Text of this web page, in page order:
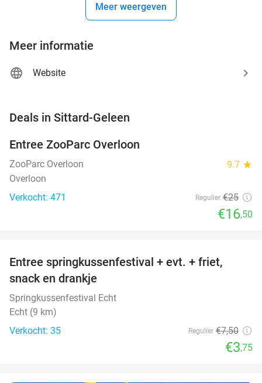
Meer weergeven
Meer informatie
Website
Deals in Sittard-Geleen
TODAY
Entree ZooParc Overloon
ZooParc Overloon 9.7 star
Overloon
Verkocht: 471
Regulier €25
€16,50
TODAY
Entree springkussenfestival + evt. + friet,
snack en drankje
Springkussenfestival Echt
Echt (9 km)
Verkocht: 35
Regulier €7,50
€3,75